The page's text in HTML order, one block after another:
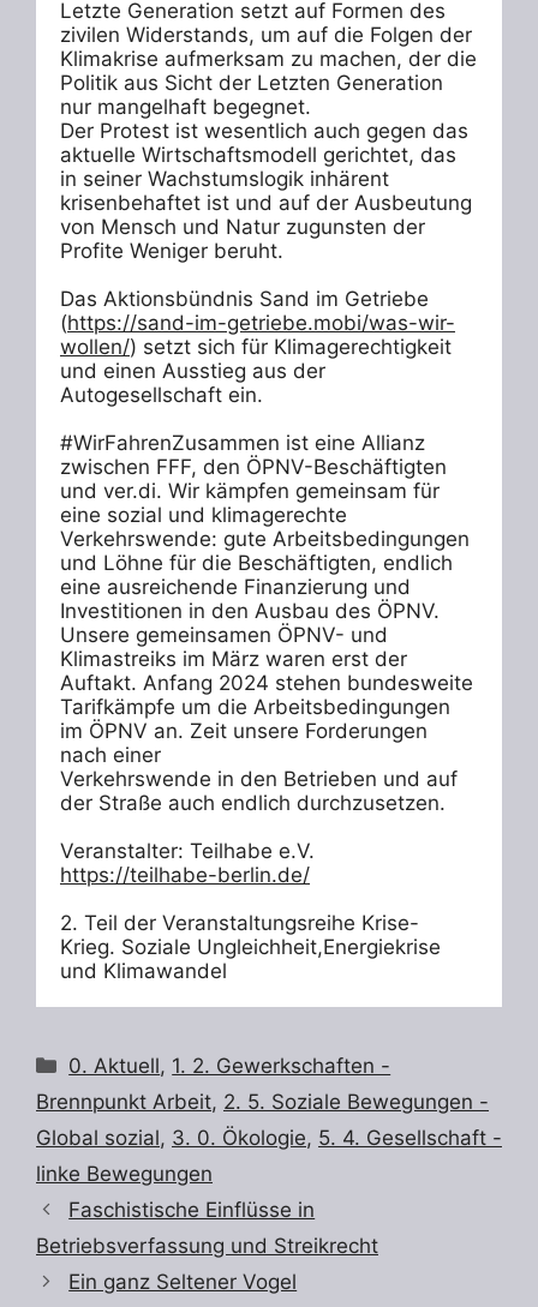
Letzte Generation setzt auf Formen des
zivilen Widerstands, um auf die Folgen der
Klimakrise aufmerksam zu machen, der die
Politik aus Sicht der Letzten Generation
nur mangelhaft begegnet.
Der Protest ist wesentlich auch gegen das
aktuelle Wirtschaftsmodell gerichtet, das
in seiner Wachstumslogik inhärent
krisenbehaftet ist und auf der Ausbeutung
von Mensch und Natur zugunsten der
Profite Weniger beruht.
Das Aktionsbündnis Sand im Getriebe
(https://sand-im-getriebe.mobi/was-wir-
wollen/) setzt sich für Klimagerechtigkeit
und einen Ausstieg aus der
Autogesellschaft ein.
#WirFahrenZusammen ist eine Allianz
zwischen FFF, den ÖPNV-Beschäftigten
und ver.di. Wir kämpfen gemeinsam für
eine sozial und klimagerechte
Verkehrswende: gute Arbeitsbedingungen
und Löhne für die Beschäftigten, endlich
eine ausreichende Finanzierung und
Investitionen in den Ausbau des ÖPNV.
Unsere gemeinsamen ÖPNV- und
Klimastreiks im März waren erst der
Auftakt. Anfang 2024 stehen bundesweite
Tarifkämpfe um die Arbeitsbedingungen
im ÖPNV an. Zeit unsere Forderungen
nach einer
Verkehrswende in den Betrieben und auf
der Straße auch endlich durchzusetzen.
https://teilhabe-berlin.de/
2. Teil der Veranstaltungsreihe Krise-
Krieg. Soziale Ungleichheit,Energiekrise
und Klimawandel
Kategorien
0. Aktuell, 1. 2. Gewerkschaften -
Brennpunkt Arbeit, 2. 5. Soziale Bewegungen -
Global sozial, 3. 0. Ökologie, 5. 4. Gesellschaft -
linke Bewegungen
Faschistische Einflüsse in
Betriebsverfassung und Streikrecht
Ein ganz Seltener Vogel